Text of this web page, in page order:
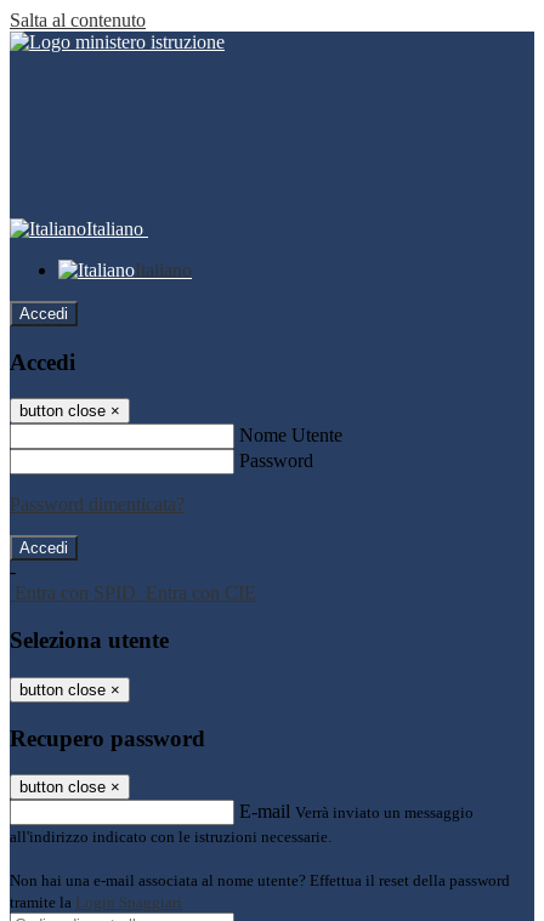
Salta al contenuto
Italiano
Italiano
Accedi
Accedi
button close ×
Nome Utente
Password
Password dimenticata?
-
Entra con SPID Entra con CIE
Seleziona utente
button close ×
Recupero password
button close ×
E-mail Verrà inviato un messaggio
all'indirizzo indicato con le istruzioni necessarie.
Non hai una e-mail associata al nome utente? Effettua il reset della password
tramite la Login Spaggiari